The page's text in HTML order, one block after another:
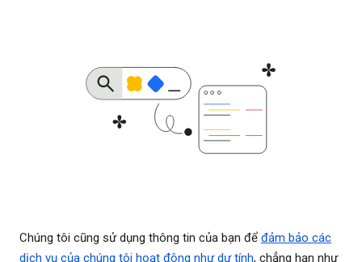
Chúng tôi cũng sử dụng thông tin của bạn để đảm bảo các
dịch vụ của chúng tôi hoạt động như dự tính, chẳng hạn như